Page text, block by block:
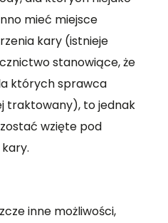
mieć miejsce
kary (istnieje
stanowiące, że
których sprawca
traktowany), to jednak
wzięte pod
inne możliwości,